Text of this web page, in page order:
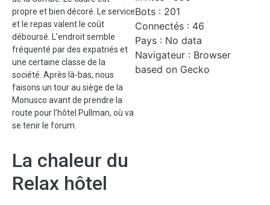
propre et bien décoré. Le service
et le repas valent le coût
déboursé. L’endroit semble
fréquenté par des expatriés et
une certaine classe de la
société. Après là-bas, nous
faisons un tour au siège de la
Monusco avant de prendre la
route pour l’hôtel Pullman, où va
se tenir le forum.
La chaleur du
Relax hôtel
Bots : 201
Connectés : 46
Pays : No data
Navigateur : Browser
based on Gecko